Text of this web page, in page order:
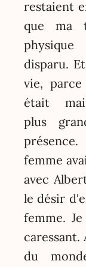
restaient
que ma
disparu.
vie,
était
plus
femme
avec
le désir
femme.
caressant.
du